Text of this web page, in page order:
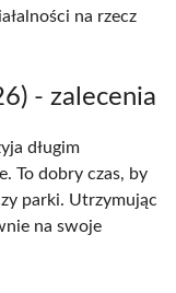
na rzecz
- zalecenia
długim
To dobry czas, by
parki. Utrzymując
na swoje